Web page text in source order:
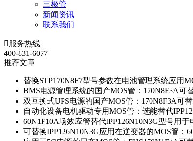
三极管
新闻资讯
联系我们
 服务热线
400-831-6077
推荐文章
替换STP170N8F7型号参数在电池管理系统应用
BMS电源管理系统的国产MOS管：170N8F3A可
双互换式UPS电源的国产MOS管：170N8F3A可
自动化设备电机驱动专用MOS管：选能替代
60N1F10A场效应管替代IPP126N10N3G型号用于
可替换IPP126N10N3G应用在逆变器的MOS管：